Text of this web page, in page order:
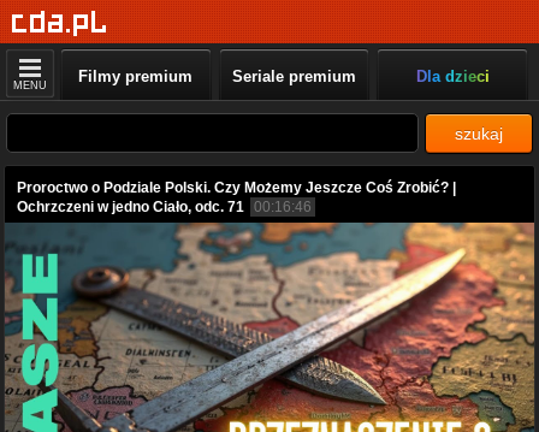
MENU Filmy premium Seriale premium Dla dzieci
szukaj
Proroctwo o Podziale Polski. Czy Możemy Jeszcze Coś Zrobić? |
Ochrzczeni w jedno Ciało, odc. 71 00:16:46